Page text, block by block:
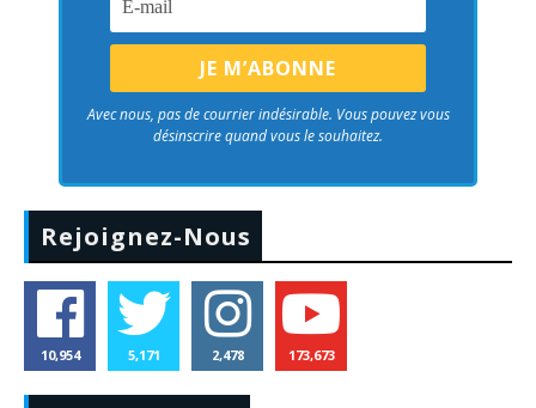
Avec nous, pas de courrier indésirable. Vous pouvez vous
désinscrire quand vous le souhaitez.
Rejoignez-Nous
10,954 5,171 2,478 173,673